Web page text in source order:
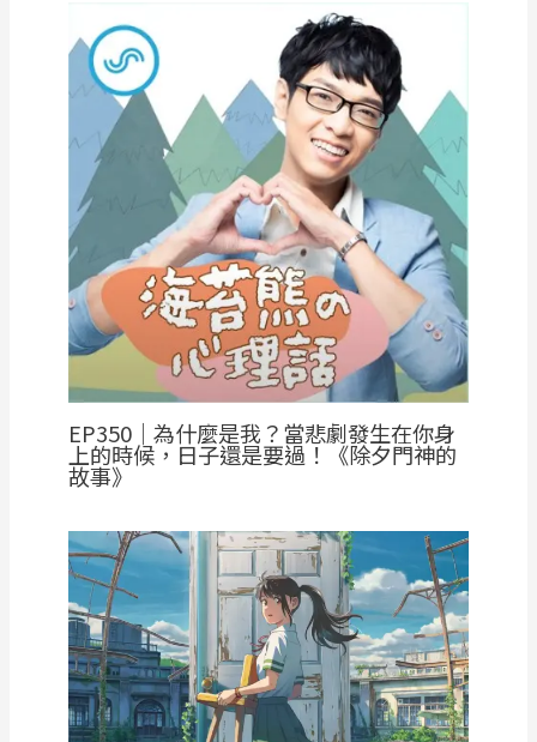
EP350｜為什麼是我？當悲劇發生在你身
上的時候，日子還是要過！《除夕門神的
故事》